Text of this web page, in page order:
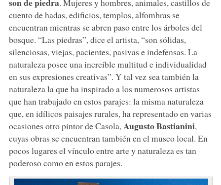
cuento de hadas, edificios, templos, alfombras se
encuentran mientras se abren paso entre los árboles del
bosque. “Las piedras”, dice el artista, “son sólidas,
silenciosas, viejas, pacientes, pasivas e indefensas. La
naturaleza posee una increíble multitud e individualidad
en sus expresiones creativas”. Y tal vez sea también la
naturaleza la que ha inspirado a los numerosos artistas
que han trabajado en estos parajes: la misma naturaleza
que, en idílicos paisajes rurales, ha representado en varias
ocasiones otro pintor de Casola, Augusto Bastianini,
cuyas obras se encuentran también en el museo local. En
pocos lugares el vínculo entre arte y naturaleza es tan
poderoso como en estos parajes.